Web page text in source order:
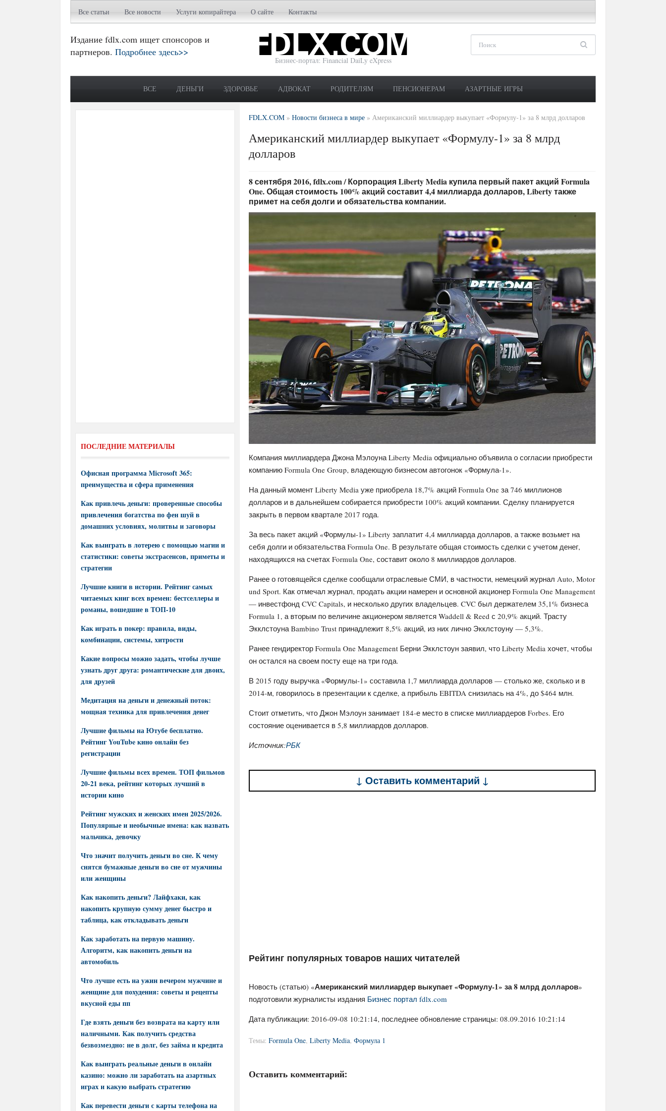
Все статьи Все новости Услуги копирайтера О сайте Контакты
Издание fdlx.com ищет спонсоров и
партнеров. Подробнее здесь>>
Бизнес-портал: Financial DaiLy eXpress
ВСЕ ДЕНЬГИ ЗДОРОВЬЕ АДВОКАТ РОДИТЕЛЯМ ПЕНСИОНЕРАМ АЗАРТНЫЕ ИГРЫ
FDLX.COM » Новости бизнеса в мире » Американский миллиардер выкупает «Формулу-1» за 8 млрд долларов
Американский миллиардер выкупает «Формулу-1» за 8 млрд
долларов
8 сентября 2016, fdlx.com / Корпорация Liberty Media купила первый пакет акций Formula
One. Общая стоимость 100% акций составит 4,4 миллиарда долларов, Liberty также
примет на себя долги и обязательства компании.
Компания миллиардера Джона Мэлоуна Liberty Media официально объявила о согласии приобрести
компанию Formula One Group, владеющую бизнесом автогонок «Формула-1».
На данный момент Liberty Media уже приобрела 18,7% акций Formula One за 746 миллионов
долларов и в дальнейшем собирается приобрести 100% акций компании. Сделку планируется
закрыть в первом квартале 2017 года.
За весь пакет акций «Формулы-1» Liberty заплатит 4,4 миллиарда долларов, а также возьмет на
себя долги и обязательства Formula One. В результате общая стоимость сделки с учетом денег,
находящихся на счетах Formula One, составит около 8 миллиардов долларов.
Ранее о готовящейся сделке сообщали отраслевые СМИ, в частности, немецкий журнал Auto, Motor
und Sport. Как отмечал журнал, продать акции намерен и основной акционер Formula One Management
— инвестфонд CVC Capitals, и несколько других владельцев. CVC был держателем 35,1% бизнеса
Formula 1, а вторым по величине акционером является Waddell & Reed с 20,9% акций. Трасту
Экклстоуна Bambino Trust принадлежит 8,5% акций, из них лично Экклстоуну — 5,3%.
Ранее гендиректор Formula One Management Берни Экклстоун заявил, что Liberty Media хочет, чтобы
он остался на своем посту еще на три года.
В 2015 году выручка «Формулы-1» составила 1,7 миллиарда долларов — столько же, сколько и в
2014-м, говорилось в презентации к сделке, а прибыль EBITDA снизилась на 4%, до $464 млн.
Стоит отметить, что Джон Мэлоун занимает 184-е место в списке миллиардеров Forbes. Его
состояние оценивается в 5,8 миллиардов долларов.
Источник:РБК
↓ Оставить комментарий ↓
Рейтинг популярных товаров наших читателей
Новость (статью) «Американский миллиардер выкупает «Формулу-1» за 8 млрд долларов»
подготовили журналисты издания Бизнес портал fdlx.com
Дата публикации: 2016-09-08 10:21:14, последнее обновление страницы: 08.09.2016 10:21:14
Темы: Formula One, Liberty Media, Формула 1
Оставить комментарий:
ПОСЛЕДНИЕ МАТЕРИАЛЫ
Офисная программа Microsoft 365:
преимущества и сфера применения
Как привлечь деньги: проверенные способы
привлечения богатства по фен шуй в
домашних условиях, молитвы и заговоры
Как выиграть в лотерею с помощью магии и
статистики: советы экстрасенсов, приметы и
стратегии
Лучшие книги в истории. Рейтинг самых
читаемых книг всех времен: бестселлеры и
романы, вошедшие в ТОП-10
Как играть в покер: правила, виды,
комбинации, системы, хитрости
Какие вопросы можно задать, чтобы лучше
узнать друг друга: романтические для двоих,
для друзей
Медитация на деньги и денежный поток:
мощная техника для привлечения денег
Лучшие фильмы на Ютубе бесплатно.
Рейтинг YouTube кино онлайн без
регистрации
Лучшие фильмы всех времен. ТОП фильмов
20-21 века, рейтинг которых лучший в
истории кино
Рейтинг мужских и женских имен 2025/2026.
Популярные и необычные имена: как назвать
мальчика, девочку
Что значит получить деньги во сне. К чему
снятся бумажные деньги во сне от мужчины
или женщины
Как накопить деньги? Лайфхаки, как
накопить крупную сумму денег быстро и
таблица, как откладывать деньги
Как заработать на первую машину.
Алгоритм, как накопить деньги на
автомобиль
Что лучше есть на ужин вечером мужчине и
женщине для похудения: советы и рецепты
вкусной еды пп
Где взять деньги без возврата на карту или
наличными. Как получить средства
безвозмездно: не в долг, без займа и кредита
Как выиграть реальные деньги в онлайн
казино: можно ли заработать на азартных
играх и какую выбрать стратегию
Как перевести деньги с карты телефона на